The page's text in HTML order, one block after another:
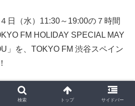
日（水）11:30～19:00の７時間
FM HOLIDAY SPECIAL MAY
」を、TOKYO FM 渋谷スペイン
ター・ウォーズ／フォースの覚醒」
発売記念 5月4日 STAR WARS DAY 渋
検索 トップ サイドバー